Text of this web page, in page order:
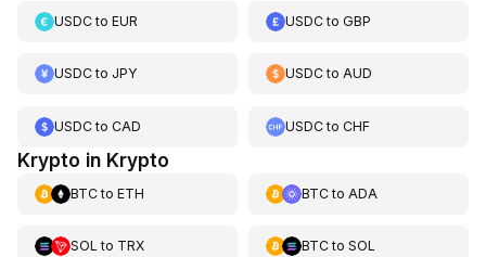
USDCto EUR USDCtoGBP
USDCto JPY USDCtoAUD
USDCto CAD USDCtoCHF
Krypto in Krypto
BTCto ETH BTCto ADA
SOL to TRX BTCto SOL